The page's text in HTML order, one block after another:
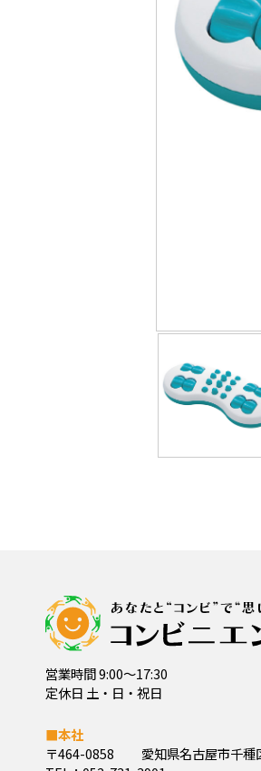
営業時間 9:00～17:30
定休日 土・日・祝日
■本社
〒464-0858
愛知県名古屋市千